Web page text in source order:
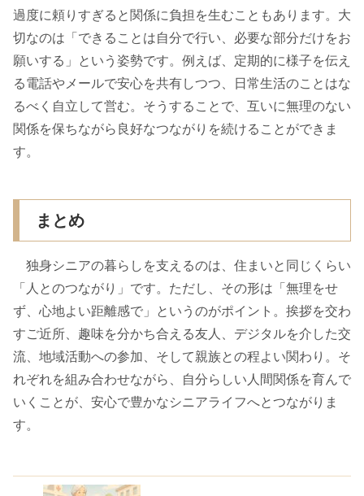
過度に頼りすぎると関係に負担を生むこともあります。大
切なのは「できることは自分で行い、必要な部分だけをお
願いする」という姿勢です。例えば、定期的に様子を伝え
る電話やメールで安心を共有しつつ、日常生活のことはな
るべく自立して営む。そうすることで、互いに無理のない
関係を保ちながら良好なつながりを続けることができま
す。
まとめ
独身シニアの暮らしを支えるのは、住まいと同じくらい
「人とのつながり」です。ただし、その形は「無理をせ
ず、心地よい距離感で」というのがポイント。挨拶を交わ
すご近所、趣味を分かち合える友人、デジタルを介した交
流、地域活動への参加、そして親族との程よい関わり。そ
れぞれを組み合わせながら、自分らしい人間関係を育んで
いくことが、安心で豊かなシニアライフへとつながりま
す。